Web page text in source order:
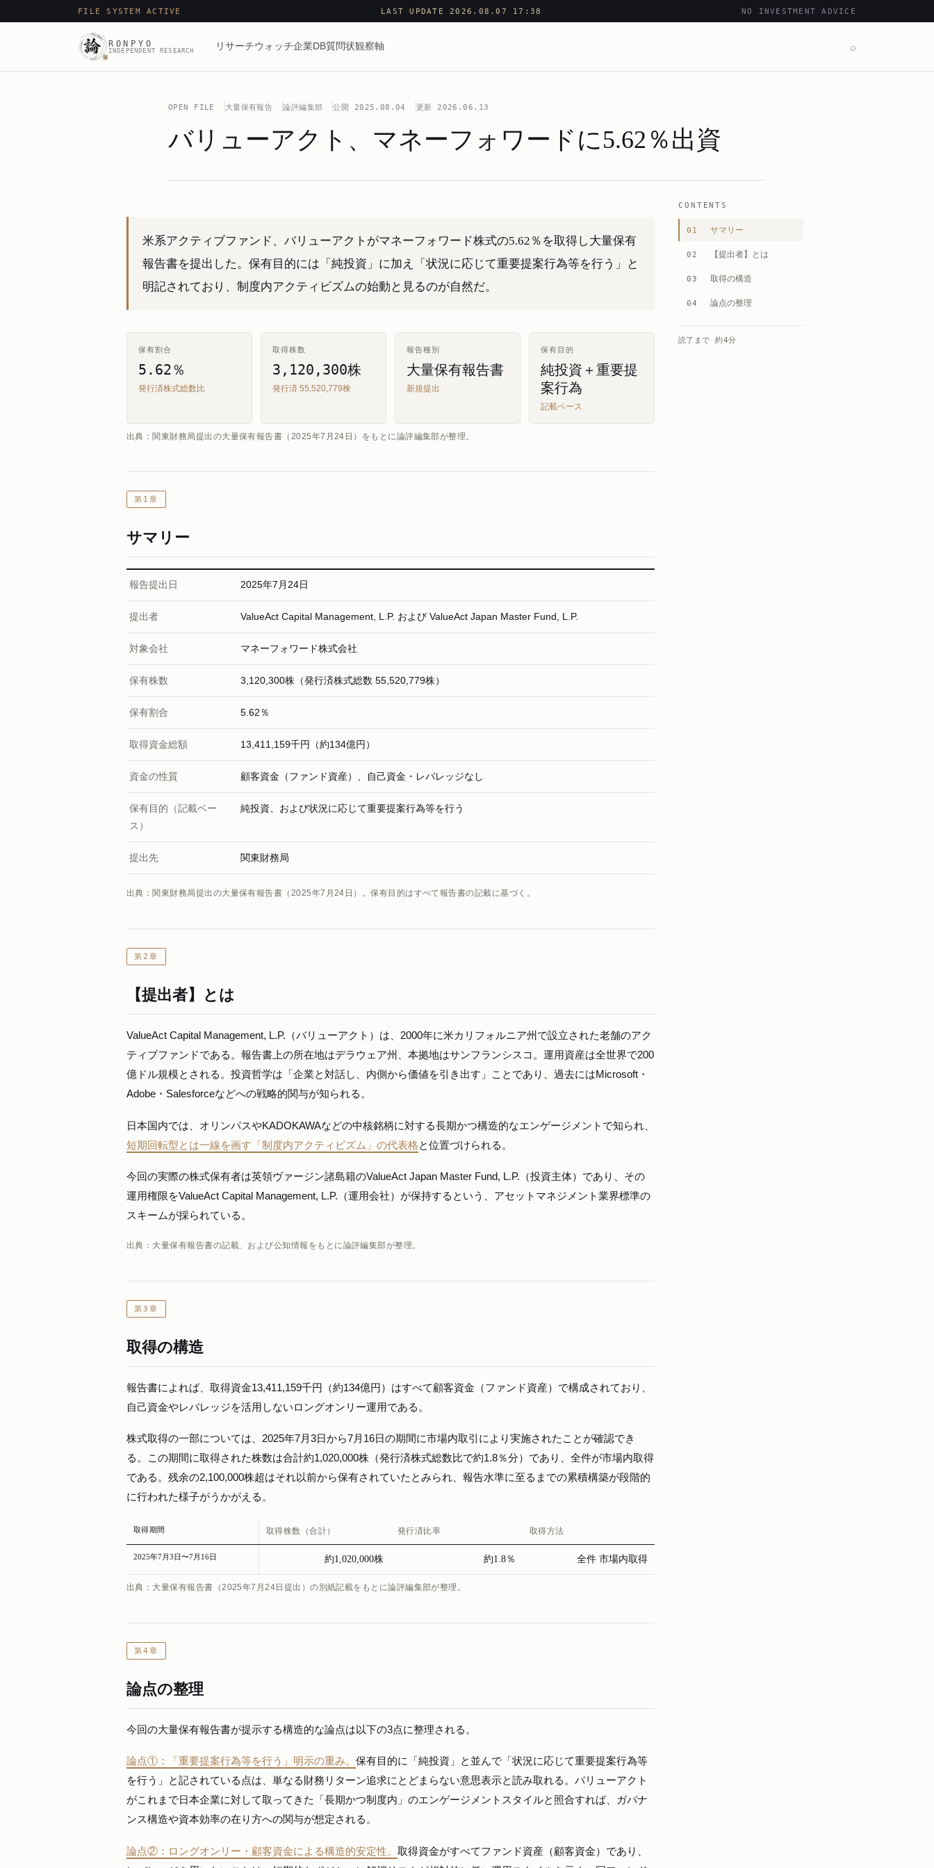
FILE SYSTEM ACTIVE LAST UPDATE 2026.08.07 17:38 NO INVESTMENT ADVICE
RONPYO
INDEPENDENT RESEARCH リサーチウォッチ企業DB質問状観察軸 ⌕
OPEN FILE 大量保有報告 論評編集部 公開 2025.08.04 更新 2026.06.13
バリューアクト、マネーフォワードに5.62％出資
CONTENTS
01 サマリー
02 【提出者】とは
03 取得の構造
04 論点の整理
読了まで 約4分
米系アクティブファンド、バリューアクトがマネーフォワード株式の5.62％を取得し大量保有
報告書を提出した。保有目的には「純投資」に加え「状況に応じて重要提案行為等を行う」と
明記されており、制度内アクティビズムの始動と見るのが自然だ。
保有割合
5.62％
発行済株式総数比
取得株数
3,120,300株
発行済 55,520,779株
報告種別
大量保有報告書
新規提出
保有目的
純投資＋重要提
案行為
記載ベース
出典：関東財務局提出の大量保有報告書（2025年7月24日）をもとに論評編集部が整理。
第1章
サマリー
報告提出日 2025年7月24日
提出者 ValueAct Capital Management, L.P. および ValueAct Japan Master Fund, L.P.
対象会社 マネーフォワード株式会社
保有株数 3,120,300株（発行済株式総数 55,520,779株）
保有割合 5.62％
取得資金総額 13,411,159千円（約134億円）
資金の性質 顧客資金（ファンド資産）、自己資金・レバレッジなし
保有目的（記載ベー
ス）
純投資、および状況に応じて重要提案行為等を行う
提出先 関東財務局
出典：関東財務局提出の大量保有報告書（2025年7月24日）。保有目的はすべて報告書の記載に基づく。
第2章
【提出者】とは
ValueAct Capital Management, L.P.（バリューアクト）は、2000年に米カリフォルニア州で設立された老舗のアク
ティブファンドである。報告書上の所在地はデラウェア州、本拠地はサンフランシスコ。運用資産は全世界で200
億ドル規模とされる。投資哲学は「企業と対話し、内側から価値を引き出す」ことであり、過去にはMicrosoft・
Adobe・Salesforceなどへの戦略的関与が知られる。
日本国内では、オリンパスやKADOKAWAなどの中核銘柄に対する長期かつ構造的なエンゲージメントで知られ、
短期回転型とは一線を画す「制度内アクティビズム」の代表格と位置づけられる。
今回の実際の株式保有者は英領ヴァージン諸島籍のValueAct Japan Master Fund, L.P.（投資主体）であり、その
運用権限をValueAct Capital Management, L.P.（運用会社）が保持するという、アセットマネジメント業界標準の
スキームが採られている。
出典：大量保有報告書の記載、および公知情報をもとに論評編集部が整理。
第3章
取得の構造
報告書によれば、取得資金13,411,159千円（約134億円）はすべて顧客資金（ファンド資産）で構成されており、
自己資金やレバレッジを活用しないロングオンリー運用である。
株式取得の一部については、2025年7月3日から7月16日の期間に市場内取引により実施されたことが確認でき
る。この期間に取得された株数は合計約1,020,000株（発行済株式総数比で約1.8％分）であり、全件が市場内取得
である。残余の2,100,000株超はそれ以前から保有されていたとみられ、報告水準に至るまでの累積構築が段階的
に行われた様子がうかがえる。
取得期間 取得株数（合計） 発行済比率 取得方法
2025年7月3日〜7月16日 約1,020,000株 約1.8％ 全件 市場内取得
出典：大量保有報告書（2025年7月24日提出）の別紙記載をもとに論評編集部が整理。
第4章
論点の整理
今回の大量保有報告書が提示する構造的な論点は以下の3点に整理される。
論点①：「重要提案行為等を行う」明示の重み。 保有目的に「純投資」と並んで「状況に応じて重要提案行為等
を行う」と記されている点は、単なる財務リターン追求にとどまらない意思表示と読み取れる。バリューアクト
がこれまで日本企業に対して取ってきた「長期かつ制度内」のエンゲージメントスタイルと照合すれば、ガバナ
ンス構造や資本効率の在り方への関与が想定される。
論点②：ロングオンリー・顧客資金による構造的安定性。 取得資金がすべてファンド資産（顧客資金）であり、